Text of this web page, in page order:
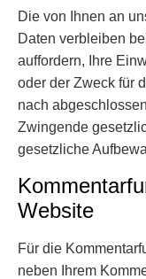
Die von Ihnen an
Daten verbleiben
auffordern, Ihre
oder der Zweck für
nach
Zwingende
gesetzliche
Website
Für die
neben Ihrem